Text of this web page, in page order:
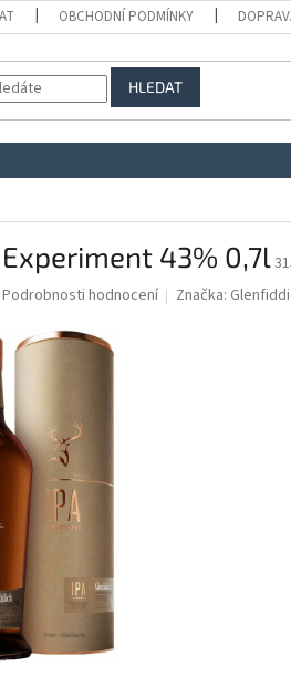
OBCHODNÍ PODMÍNKY
HLEDAT
43% 0,7l
Podrobnosti hodnocení Značka: